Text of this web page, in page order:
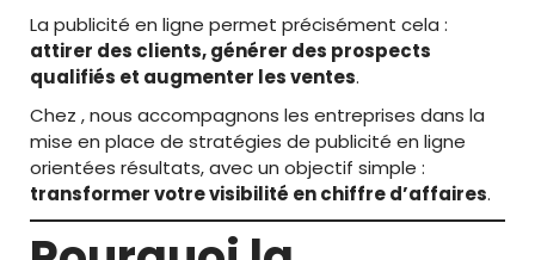
La publicité en ligne permet précisément cela :
attirer des clients, générer des prospects
qualifiés et augmenter les ventes.
Chez , nous accompagnons les entreprises dans la
mise en place de stratégies de publicité en ligne
orientées résultats, avec un objectif simple :
transformer votre visibilité en chiffre d’affaires.